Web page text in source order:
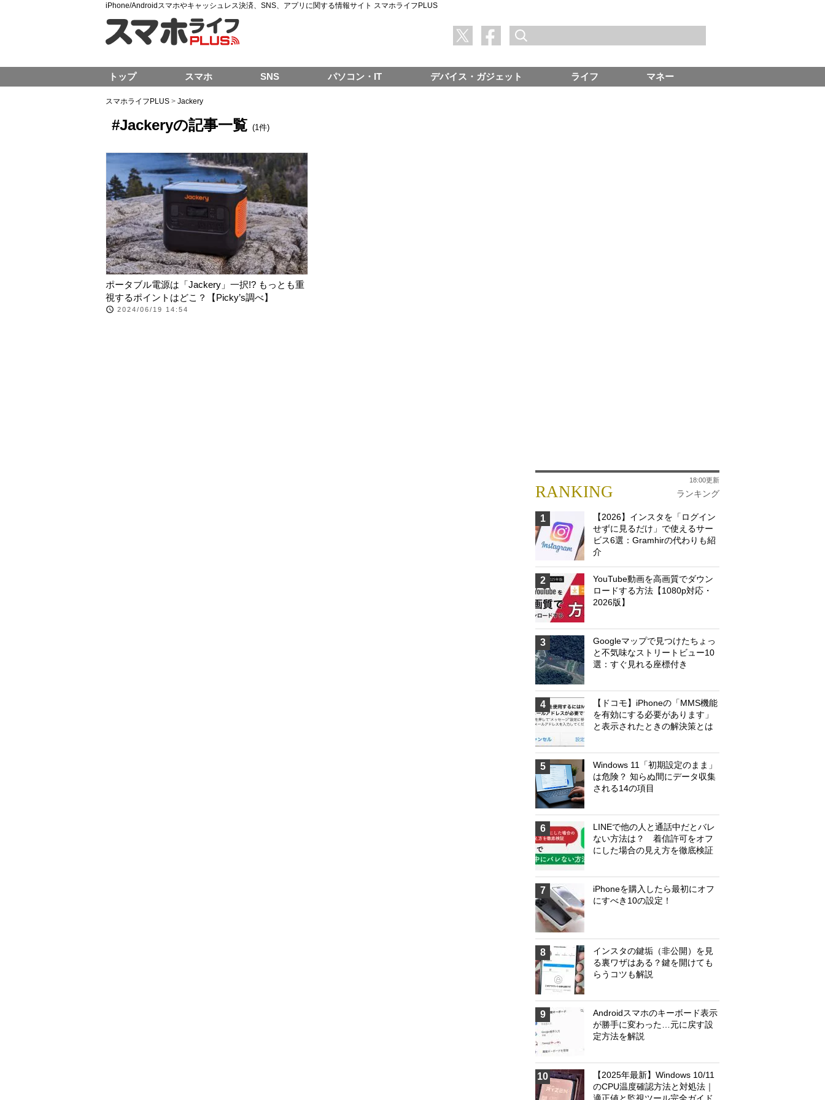
iPhone/Androidスマホやキャッシュレス決済、SNS、アプリに関する情報サイト スマホライフPLUS
スマホライフPLUS > Jackery
#Jackeryの記事一覧 (1件)
ポータブル電源は「Jackery」一択!? もっとも重
視するポイントはどこ？【Picky’s調べ】
2024/06/19 14:54
RANKING ランキング
18:00更新
1
【2026】インスタを「ログイン
せずに見るだけ」で使えるサー
ビス6選：Gramhirの代わりも紹
介
2
YouTube動画を高画質でダウン
ロードする方法【1080p対応・
2026版】
3
Googleマップで見つけたちょっ
と不気味なストリートビュー10
選：すぐ見れる座標付き
4
【ドコモ】iPhoneの「MMS機能
を有効にする必要があります」
と表示されたときの解決策とは
5
Windows 11「初期設定のまま」
は危険？ 知らぬ間にデータ収集
される14の項目
6
LINEで他の人と通話中だとバレ
ない方法は？ 着信許可をオフ
にした場合の見え方を徹底検証
7
iPhoneを購入したら最初にオフ
にすべき10の設定！
8
インスタの鍵垢（非公開）を見
る裏ワザはある？鍵を開けても
らうコツも解説
9
Androidスマホのキーボード表示
が勝手に変わった…元に戻す設
定方法を解説
10
【2025年最新】Windows 10/11
のCPU温度確認方法と対処法｜
トップ スマホ SNS パソコン・IT デバイス・ガジェット ライフ マネー